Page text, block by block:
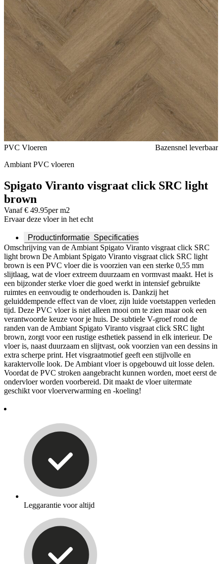
Voeg toe of verwijder Spigato Viranto visgraat click SRC light
PVC Vloeren
Bazensnel leverbaar
Ambiant PVC vloeren
Spigato Viranto visgraat click SRC light
brown
Vanaf € 49.95per m2
Ervaar deze vloer in het echt
Productinformatie Specificaties
Omschrijving van de Ambiant Spigato Viranto visgraat click SRC
light brown De Ambiant Spigato Viranto visgraat click SRC light
brown is een PVC vloer die is voorzien van een sterke 0,55 mm
slijtlaag, wat de vloer extreem duurzaam en vormvast maakt. Het is
een bijzonder sterke vloer die goed werkt in intensief gebruikte
ruimtes en eenvoudig te onderhouden is. Dankzij het
geluiddempende effect van de vloer, zijn luide voetstappen verleden
tijd. Deze PVC vloer is niet alleen mooi om te zien maar ook een
verantwoorde keuze voor je huis. De subtiele V-groef rond de
randen van de Ambiant Spigato Viranto visgraat click SRC light
brown, zorgt voor een rustige esthetiek passend in elk interieur. De
vloer is, naast duurzaam en slijtvast, ook voorzien van een dessins in
extra scherpe print. Het visgraatmotief geeft een stijlvolle en
karaktervolle look. De Ambiant vloer is opgebouwd uit losse delen.
Voordat de PVC stroken aangebracht kunnen worden, moet eerst de
ondervloer worden voorbereid. Dit maakt de vloer uitermate
geschikt voor vloerverwarming en -koeling!
Leggarantie voor altijd